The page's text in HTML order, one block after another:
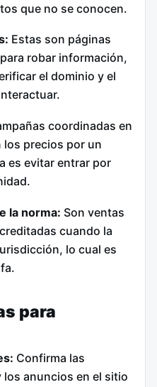
que no se conocen.
Estas son páginas
robar información,
el dominio y el
coordinadas en
los precios por un
es evitar entrar por
la norma: Son ventas
cuando la
lo cual es
para
Confirma las
anuncios en el sitio